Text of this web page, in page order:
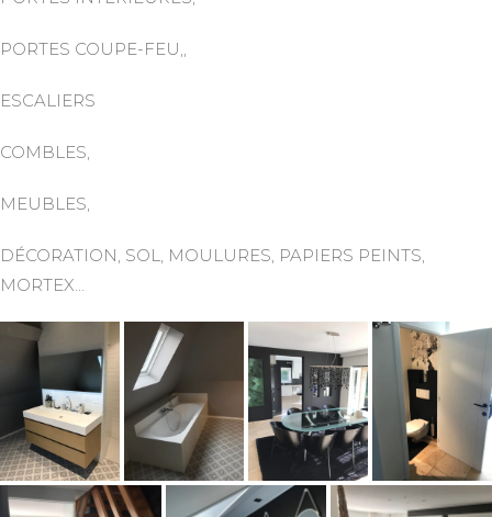
PORTES COUPE-FEU,,
ESCALIERS
COMBLES,
MEUBLES,
DÉCORATION, SOL, MOULURES, PAPIERS PEINTS,
MORTEX…